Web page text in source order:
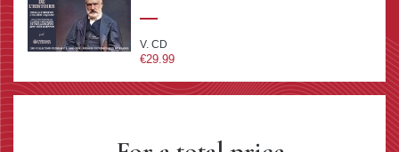
V. CD
€29.99